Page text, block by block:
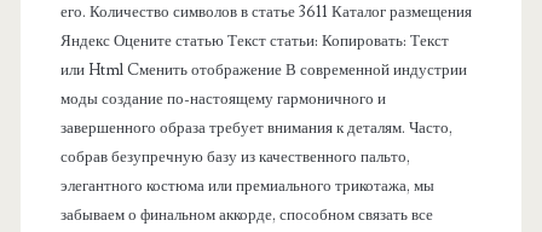
его. Количество символов в статье 3611 Каталог размещения
Яндекс Оцените статью Текст статьи: Копировать: Текст
или Html Cменить отображение В современной индустрии
моды создание по-настоящему гармоничного и
завершенного образа требует внимания к деталям. Часто,
собрав безупречную базу из качественного пальто,
элегантного костюма или премиального трикотажа, мы
забываем о финальном аккорде, способном связать все